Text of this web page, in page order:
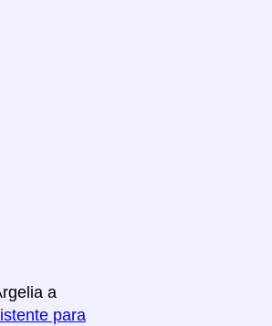
a
para